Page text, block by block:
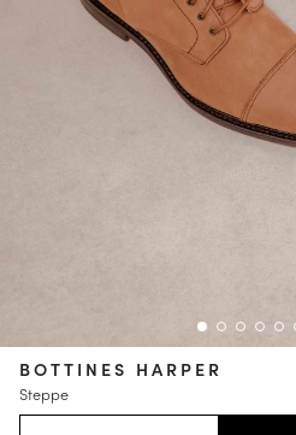
BOTTINES HARPER
Steppe